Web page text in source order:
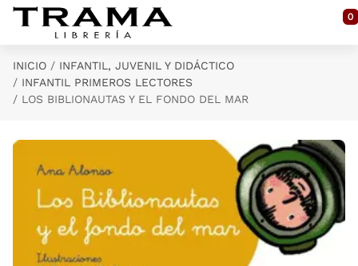
Saltar al contenido principal
0
INICIO
INFANTIL, JUVENIL Y DIDÁCTICO
INFANTIL PRIMEROS LECTORES
LOS BIBLIONAUTAS Y EL FONDO DEL MAR